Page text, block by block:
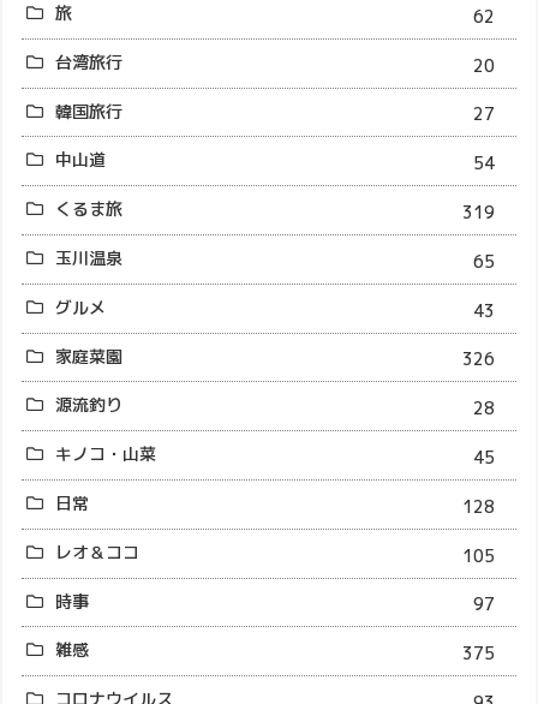
旅
62
台湾旅行
20
韓国旅行
27
中山道
54
くるま旅
319
玉川温泉
65
グルメ
43
家庭菜園
326
源流釣り
28
キノコ・山菜
45
日常
128
レオ＆ココ
105
時事
97
雑感
375
コロナウイルス